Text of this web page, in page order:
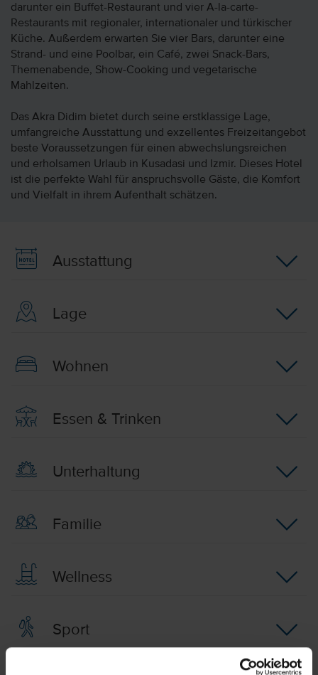
darunter ein Buffet-Restaurant und vier A-la-carte-
Restaurants mit regionaler, internationaler und türkischer
Küche. Außerdem erwarten Sie vier Bars, darunter eine
Strand- und eine Poolbar, ein Café, zwei Snack-Bars,
Themenabende, Show-Cooking und vegetarische
Mahlzeiten.
Das Akra Didim bietet durch seine erstklassige Lage,
umfangreiche Ausstattung und exzellentes Freizeitangebot
beste Voraussetzungen für einen abwechslungsreichen
und erholsamen Urlaub in Kusadasi und Izmir. Dieses Hotel
ist die perfekte Wahl für anspruchsvolle Gäste, die Komfort
und Vielfalt in ihrem Aufenthalt schätzen.
Ausstattung
Lage
Wohnen
Essen & Trinken
Unterhaltung
Familie
Wellness
Sport